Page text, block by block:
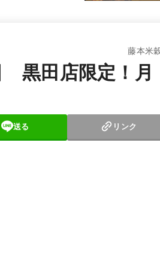
藤本米
黒田店限定！月
送る リンク